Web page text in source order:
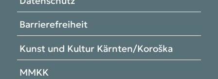
Barrierefreiheit
Kunst und Kultur Kärnten/Koroška
MMKK